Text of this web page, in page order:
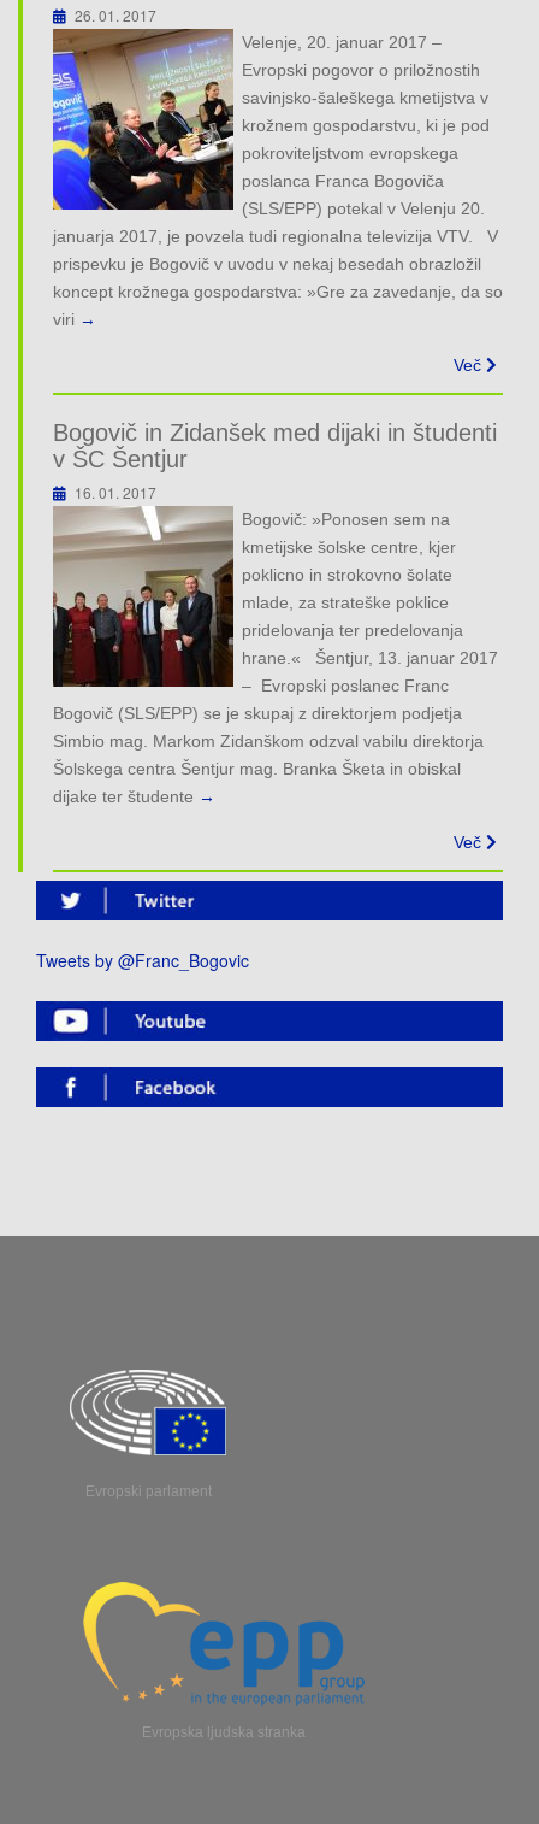
26. 01. 2017
Velenje, 20. januar 2017 –
Evropski pogovor o priložnostih
savinjsko-šaleškega kmetijstva v
krožnem gospodarstvu, ki je pod
pokroviteljstvom evropskega
poslanca Franca Bogoviča
(SLS/EPP) potekal v Velenju 20.
januarja 2017, je povzela tudi regionalna televizija VTV. V
prispevku je Bogovič v uvodu v nekaj besedah obrazložil
koncept krožnega gospodarstva: »Gre za zavedanje, da so
viri →
Več
Bogovič in Zidanšek med dijaki in študenti
v ŠC Šentjur
16. 01. 2017
Bogovič: »Ponosen sem na
kmetijske šolske centre, kjer
poklicno in strokovno šolate
mlade, za strateške poklice
pridelovanja ter predelovanja
hrane.« Šentjur, 13. januar 2017
– Evropski poslanec Franc
Bogovič (SLS/EPP) se je skupaj z direktorjem podjetja
Simbio mag. Markom Zidanškom odzval vabilu direktorja
Šolskega centra Šentjur mag. Branka Šketa in obiskal
dijake ter študente →
Več
Tweets by @Franc_Bogovic
Evropski parlament
Evropska ljudska stranka